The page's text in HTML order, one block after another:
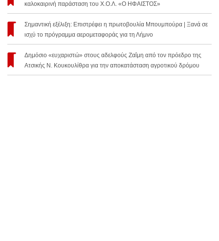
καλοκαιρινή παράσταση του Χ.Ο.Λ. «Ο ΗΦΑΙΣΤΟΣ»
Σημαντική εξέλιξη: Επιστρέφει η πρωτοβουλία Μπουμπούρα | Ξανά σε
ισχύ το πρόγραμμα αερομεταφοράς για τη Λήμνο
Δημόσιο «ευχαριστώ» στους αδελφούς Ζαΐμη από τον πρόεδρο της
Ατσικής Ν. Κουκουλίθρα για την αποκατάσταση αγροτικού δρόμου